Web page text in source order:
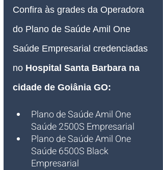
Confira às grades da Operadora
do Plano de Saúde Amil One
Saúde Empresarial credenciadas
no Hospital Santa Barbara na
cidade de Goiânia GO:
Plano de Saúde Amil One
Saúde 2500S Empresarial
Plano de Saúde Amil One
Saúde 6500S Black
Empresarial